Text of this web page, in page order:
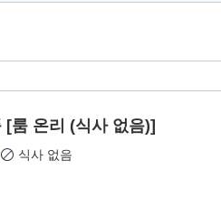
룸 온리 (식사 없음)]
식사 없음